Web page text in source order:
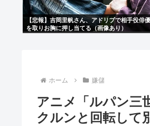
【悲報】吉岡里帆さん、アドリブで相手役俳
を取りお胸に押し当てる（画像あり）
ホーム 嫌儲
アニメ「ルパン三
クルンと回転して